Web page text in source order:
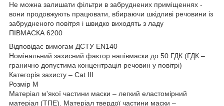
Не можна залишати фільтри в забруднених приміщеннях -
вони продовжують працювати, вбираючи шкідливі речовини із
забрудненого повітря і швидко виходять з ладу
ПІВМАСКА 6200
Відповідає вимогам ДСТУ EN140
Номінальний захисний фактор напівмаски до 50 ГДК (ГДК –
гранично допустима концентрація речовин у повітрі)
Категорія захисту – Cat III
Розмір М
Матеріал м'якої частини маски – легкий еластомірний
матеріал (ТПЕ). Матеріал твердої частини маски –